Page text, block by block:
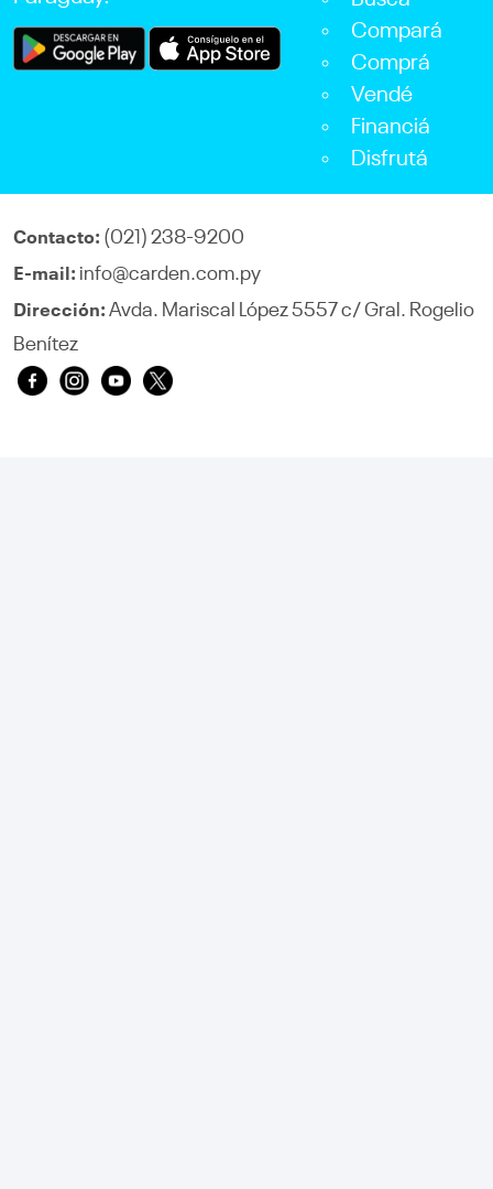
Compará
Comprá
Vendé
Financiá
Disfrutá
Contacto: (021) 238-9200
E-mail: info@carden.com.py
Dirección: Avda. Mariscal López 5557 c/ Gral. Rogelio
Benítez